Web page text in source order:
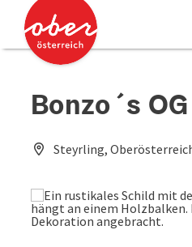
Zum Inhalt
Zum Seitenanfang
Bonzo´s OG
Steyrling,